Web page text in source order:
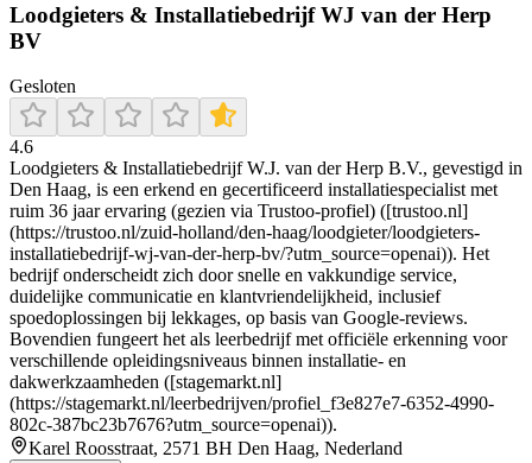
Loodgieters & Installatiebedrijf WJ van der Herp
BV
Gesloten
4.6
Loodgieters & Installatiebedrijf W.J. van der Herp B.V., gevestigd in
Den Haag, is een erkend en gecertificeerd installatiespecialist met
ruim 36 jaar ervaring (gezien via Trustoo-profiel) ([trustoo.nl]
(https://trustoo.nl/zuid-holland/den-haag/loodgieter/loodgieters-
installatiebedrijf-wj-van-der-herp-bv/?utm_source=openai)). Het
bedrijf onderscheidt zich door snelle en vakkundige service,
duidelijke communicatie en klantvriendelijkheid, inclusief
spoedoplossingen bij lekkages, op basis van Google-reviews.
Bovendien fungeert het als leerbedrijf met officiële erkenning voor
verschillende opleidingsniveaus binnen installatie- en
dakwerkzaamheden ([stagemarkt.nl]
(https://stagemarkt.nl/leerbedrijven/profiel_f3e827e7-6352-4990-
802c-387bc23b7676?utm_source=openai)).
Karel Roosstraat, 2571 BH Den Haag, Nederland